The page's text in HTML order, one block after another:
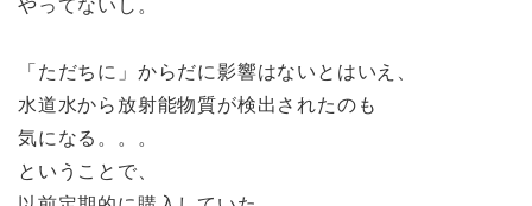
やってないし。
「ただちに」からだに影響はないとはいえ、
水道水から放射能物質が検出されたのも
気になる。。。
ということで、